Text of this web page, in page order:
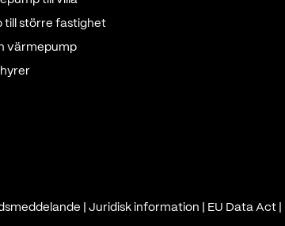
till större fastighet
värmepump
Juridisk information EU Data Act